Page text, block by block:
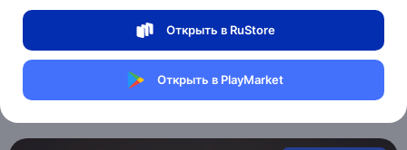
Открыть в RuStore
Открыть в PlayMarket
0 отзывов
Магазин Ephdarren